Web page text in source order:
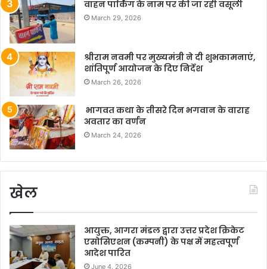
वाहन पार्किंग के नाम पर की जा रही वसूली
March 29, 2026
श्रीराम नवमी पर मुख्यमंत्री ने दी शुभकामनाएं,
शांतिपूर्ण आयोजन के दिए निर्देश
March 26, 2026
भागवत कथा के तीसरे दिन भगवान के वाराह
अवतार का वर्णन
March 24, 2026
खेल
आयुक्त, आगरा मंडल द्वारा उत्तर प्रदेश क्रिकेट
एसोसिएशन (कम्पनी) के पक्ष में महत्वपूर्ण
आदेश पारित
June 4, 2026